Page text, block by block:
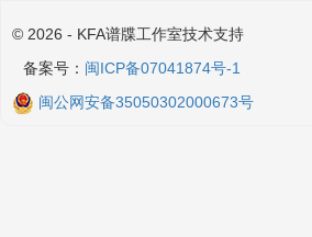
© 2026 - KFA谱牒工作室技术支持
备案号： 闽ICP备07041874号-1
闽公网安备35050302000673号